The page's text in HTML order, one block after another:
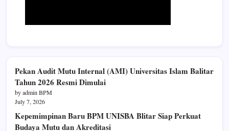
Pekan Audit Mutu Internal (AMI) Universitas Islam Balitar
Tahun 2026 Resmi Dimulai
by admin BPM
July 7, 2026
Kepemimpinan Baru BPM UNISBA Blitar Siap Perkuat
Budaya Mutu dan Akreditasi